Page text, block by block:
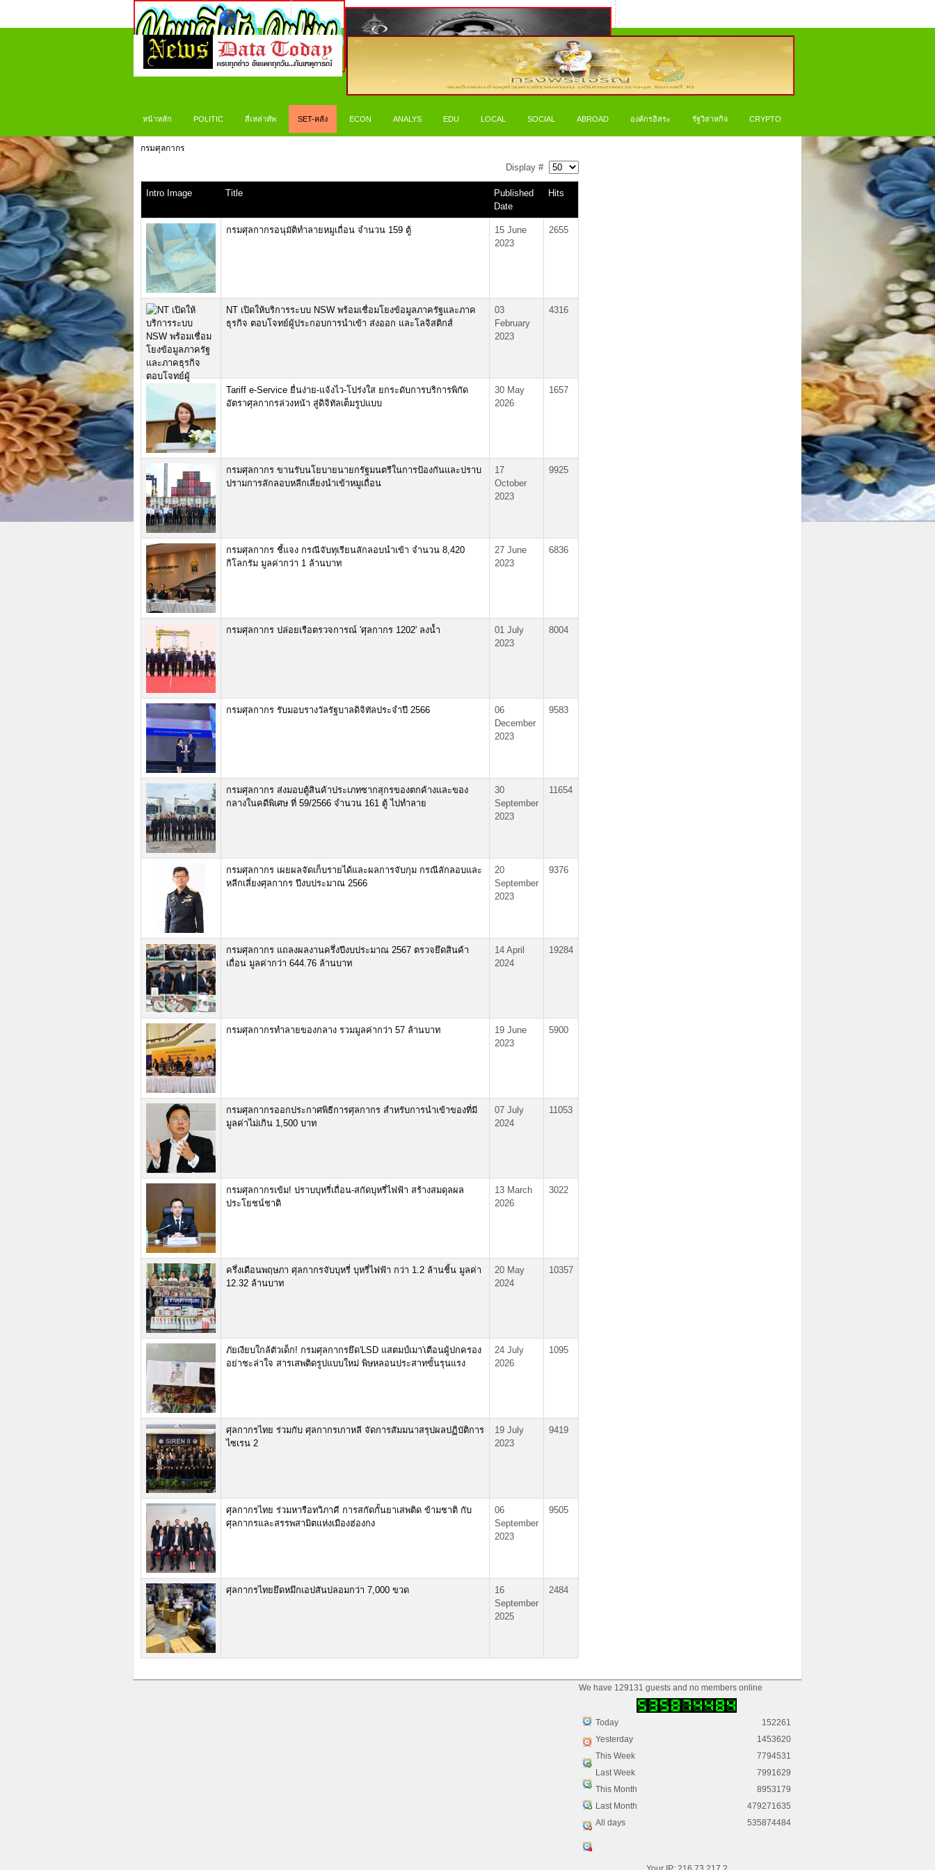
หน้าหลัก POLITIC สี่เหล่าทัพ SET-คลัง ECON ANALYS EDU LOCAL SOCIAL ABROAD องค์กรอิสระ รัฐวิสาหกิจ CRYPTO
กรมศุลกากร
Display #
Intro Image Title
Published
Date
Hits
กรมศุลกากรอนุมัติทำลายหมูเถื่อน จำนวน 159 ตู้
15 June
2023
2655
NT เปิดให้บริการระบบ NSW พร้อมเชื่อมโยงข้อมูลภาครัฐและภาค
ธุรกิจ ตอบโจทย์ผู้ประกอบการนำเข้า ส่งออก และโลจิสติกส์
03
February
2023
4316
Tariff e-Service ยื่นง่าย-แจ้งไว-โปร่งใส ยกระดับการบริการพิกัด
อัตราศุลกากรล่วงหน้า สู่ดิจิทัลเต็มรูปแบบ
30 May
2026
1657
กรมศุลกากร ขานรับนโยบายนายกรัฐมนตรีในการป้องกันและปราบ
ปรามการลักลอบหลีกเลี่ยงนำเข้าหมูเถื่อน
17
October
2023
9925
กรมศุลกากร ชี้แจง กรณีจับทุเรียนลักลอบนำเข้า จำนวน 8,420
กิโลกรัม มูลค่ากว่า 1 ล้านบาท
27 June
2023
6836
กรมศุลกากร ปล่อยเรือตรวจการณ์ 'ศุลกากร 1202' ลงน้ำ
01 July
2023
8004
กรมศุลกากร รับมอบรางวัลรัฐบาลดิจิทัลประจำปี 2566
06
December
2023
9583
กรมศุลกากร ส่งมอบตู้สินค้าประเภทซากสุกรของตกค้างและของ
กลางในคดีพิเศษ ที่ 59/2566 จำนวน 161 ตู้ ไปทำลาย
30
September
2023
11654
กรมศุลกากร เผยผลจัดเก็บรายได้และผลการจับกุม กรณีลักลอบและ
หลีกเลี่ยงศุลกากร ปีงบประมาณ 2566
20
September
2023
9376
กรมศุลกากร แถลงผลงานครึ่งปีงบประมาณ 2567 ตรวจยึดสินค้า
เถื่อน มูลค่ากว่า 644.76 ล้านบาท
14 April
2024
19284
กรมศุลกากรทำลายของกลาง รวมมูลค่ากว่า 57 ล้านบาท
19 June
2023
5900
กรมศุลกากรออกประกาศพิธีการศุลกากร สำหรับการนำเข้าของที่มี
มูลค่าไม่เกิน 1,500 บาท
07 July
2024
11053
กรมศุลกากรเข้ม! ปราบบุหรี่เถื่อน-สกัดบุหรี่ไฟฟ้า สร้างสมดุลผล
ประโยชน์ชาติ
13 March
2026
3022
ครึ่งเดือนพฤษภา ศุลกากรจับบุหรี่ บุหรี่ไฟฟ้า กว่า 1.2 ล้านชิ้น มูลค่า
12.32 ล้านบาท
20 May
2024
10357
ภัยเงียบใกล้ตัวเด็ก! กรมศุลกากรยึด'LSD แสตมป์เมา'เตือนผู้ปกครอง
อย่าชะล่าใจ สารเสพติดรูปแบบใหม่ พิษหลอนประสาทขั้นรุนแรง
24 July
2026
1095
ศุลกากรไทย ร่วมกับ ศุลกากรเกาหลี จัดการสัมมนาสรุปผลปฏิบัติการ
ไซเรน 2
19 July
2023
9419
ศุลกากรไทย ร่วมหารือทวิภาคี การสกัดกั้นยาเสพติด ข้ามชาติ กับ
ศุลกากรและสรรพสามิตแห่งเมืองฮ่องกง
06
September
2023
9505
ศุลกากรไทยยึดหมึกเอปสันปลอมกว่า 7,000 ขวด
16
September
2025
2484
We have 129131 guests and no members online
Today
Yesterday
This Week
Last Week
This Month
Last Month
All days
152261
1453620
7794531
7991629
8953179
479271635
535874484